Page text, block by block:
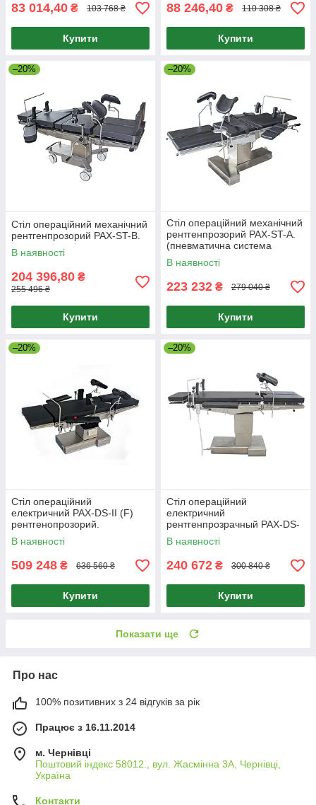
83 014,40 ₴ 103 768 ₴
Купити
88 246,40 ₴ 110 308 ₴
Купити
–20%
Стіл операційний механічний
рентгенпрозорий PAX-ST-B.
В наявності
204 396,80 ₴
255 496 ₴
Купити
–20%
Стіл операційний механічний
рентгенпрозорий PAX-ST-A.
(пневматична система
управління)
В наявності
223 232 ₴ 279 040 ₴
Купити
–20%
Стіл операційний
електричний PAX-DS-II (F)
рентгенопрозорий.
В наявності
509 248 ₴ 636 560 ₴
Купити
–20%
Стіл операційний
електричний
рентгенпрозрачный PAX-DS-
II (S)
В наявності
240 672 ₴ 300 840 ₴
Купити
Показати ще
Про нас
100% позитивних з 24 відгуків за рік
Працює з 16.11.2014
м. Чернівці
Поштовий індекс 58012., вул. Жасмінна 3А, Чернівці,
Україна
Контакти